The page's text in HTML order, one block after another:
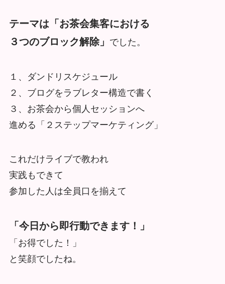
テーマは「お茶会集客における
３つのブロック解除」 でした。
１、ダンドリスケジュール
２、ブログをラブレター構造で書く
３、お茶会から個人セッションへ
進める「２ステップマーケティング」
これだけライブで教われ
実践もできて
参加した人は全員口を揃えて
「今日から即行動できます！」
「お得でした！」
と笑顔でしたね。